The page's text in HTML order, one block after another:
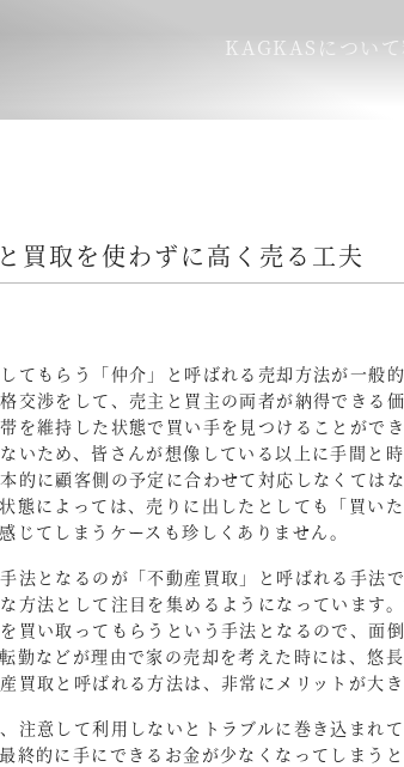
KAGKASについて
買取を使わずに高く売る工夫
てもらう「仲介」と呼ばれる売却方法が一般
交渉をして、売主と買主の両者が納得できる
を維持した状態で買い手を見つけることがで
いため、皆さんが想像している以上に手間と
的に顧客側の予定に合わせて対応しなくては
態によっては、売りに出したとしても「買い
てしまうケースも珍しくありません。
法となるのが「不動産買取」と呼ばれる手法
方法として注目を集めるようになっています
買い取ってもらうという手法となるので、面
勤などが理由で家の売却を考えた時には、悠
買取と呼ばれる方法は、非常にメリットが大き
注意して利用しないとトラブルに巻き込まれ
終的に手にできるお金が少なくなってしまう